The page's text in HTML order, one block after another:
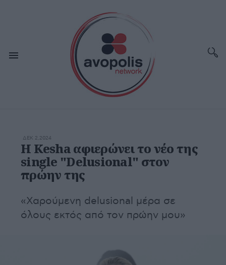
ΔΕΚ 2,2024
Η Kesha αφιερώνει το νέο της
single "Delusional" στον
πρώην της
«Χαρούμενη delusional μέρα σε
όλους εκτός από τον πρώην μου»